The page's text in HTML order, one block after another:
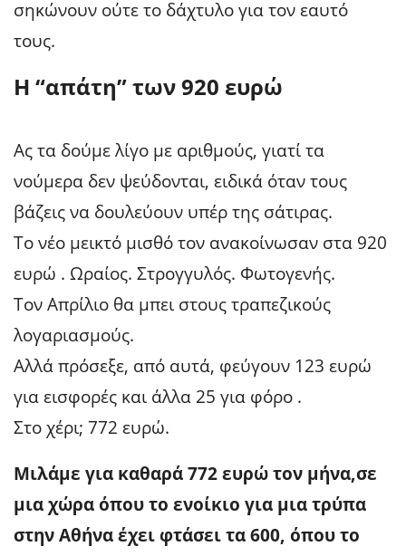
σηκώνουν ούτε το δάχτυλο για τον εαυτό
τους.
Η “απάτη” των 920 ευρώ
Ας τα δούμε λίγο με αριθμούς, γιατί τα
νούμερα δεν ψεύδονται, ειδικά όταν τους
βάζεις να δουλεύουν υπέρ της σάτιρας.
Το νέο μεικτό μισθό τον ανακοίνωσαν στα 920
ευρώ . Ωραίος. Στρογγυλός. Φωτογενής.
Τον Απρίλιο θα μπει στους τραπεζικούς
λογαριασμούς.
Αλλά πρόσεξε, από αυτά, φεύγουν 123 ευρώ
για εισφορές και άλλα 25 για φόρο .
Στο χέρι; 772 ευρώ.
Μιλάμε για καθαρά 772 ευρώ τον μήνα,σε
μια χώρα όπου το ενοίκιο για μια τρύπα
στην Αθήνα έχει φτάσει τα 600, όπου το